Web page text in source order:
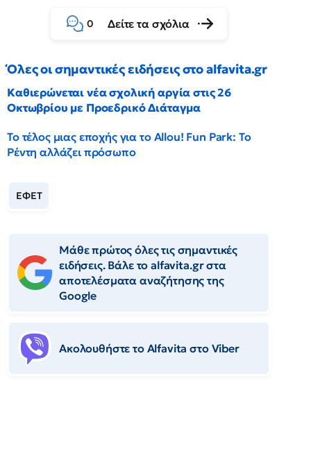
0 Δείτε τα σχόλια
Όλες οι σημαντικές ειδήσεις στο alfavita.gr
Καθιερώνεται νέα σχολική αργία στις 26
Οκτωβρίου με Προεδρικό Διάταγμα
Το τέλος μιας εποχής για το Allou! Fun Park: Το
Ρέντη αλλάζει πρόσωπο
ΕΦΕΤ
Μάθε πρώτος όλες τις σημαντικές
ειδήσεις. Βάλε το alfavita.gr στα
αποτελέσματα αναζήτησης της
Google
Ακολουθήστε το Αlfavita στο Viber